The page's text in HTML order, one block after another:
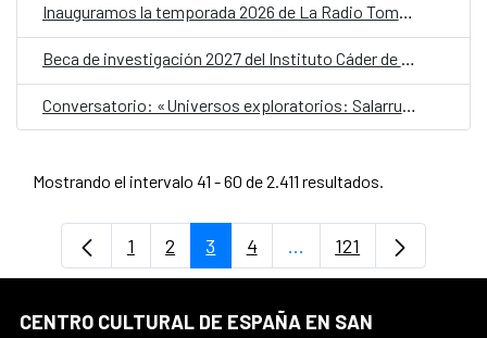
Inauguramos la temporada 2026 de La Radio Tomada
Beca de investigación 2027 del Instituto Cáder de Arte Centroamericano en Madrid
Mostrando el intervalo 41 - 60 de 2.411 resultados.
Página
1 Página
2 Página
3 Página
4 ...Páginas intermedias
Página
121
CENTRO CULTURAL DE ESPAÑA EN SAN